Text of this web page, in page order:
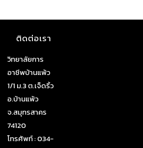
ติดต่อเรา
วิทยาลัยการ
อาชีพบ้านแพ้ว
1/1 ม.3 ต.เจ็ดริ้ว
อ.บ้านแพ้ว
จ.สมุทรสาคร
74120
โทรศัพท์ : 034-